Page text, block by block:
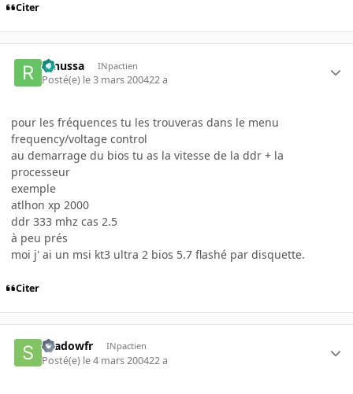
Citer
renussa INpactien
Posté(e) le 3 mars 200422 a
pour les fréquences tu les trouveras dans le menu
frequency/voltage control
au demarrage du bios tu as la vitesse de la ddr + la
processeur
exemple
atlhon xp 2000
ddr 333 mhz cas 2.5
à peu prés
moi j' ai un msi kt3 ultra 2 bios 5.7 flashé par disquette.
Citer
shadowfr INpactien
Posté(e) le 4 mars 200422 a